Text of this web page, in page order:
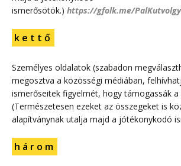
ismerősötök.) https://gfolk.me/
k e t t ő
Személyes oldalatok (szabadon
megosztva a közösségi médiában,
ismerőseitek figyelmét, hogy támogassák
(Természetesen ezeket az összegeket is
alapítványnak utalja majd a jótékonykodó
h á r o m